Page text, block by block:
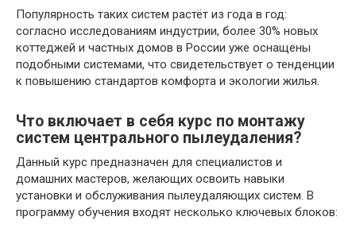
Популярность таких систем растёт из года в год:
согласно исследованиям индустрии, более 30% новых
коттеджей и частных домов в России уже оснащены
подобными системами, что свидетельствует о тенденции
к повышению стандартов комфорта и экологии жилья.
Что включает в себя курс по монтажу
систем центрального пылеудаления?
Данный курс предназначен для специалистов и
домашних мастеров, желающих освоить навыки
установки и обслуживания пылеудаляющих систем. В
программу обучения входят несколько ключевых блоков: